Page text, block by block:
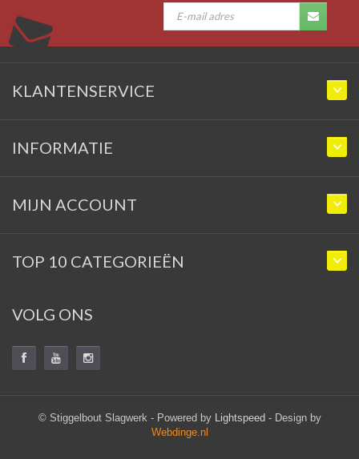
KLANTENSERVICE
INFORMATIE
MIJN ACCOUNT
TOP 10 CATEGORIEËN
VOLG ONS
© Stiggelbout Slagwerk - Powered by Lightspeed- Design by
Webdinge.nl